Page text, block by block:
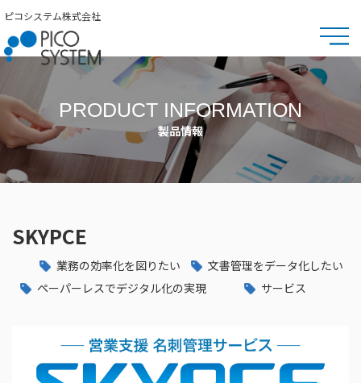
ピコシステム株式会社
PRODUCT INFORMATION
製品情報
SKYPCE
業務の効率化を図りたい
文書管理をデータ化したい
ペーパーレスでデジタル化の実現
サービス